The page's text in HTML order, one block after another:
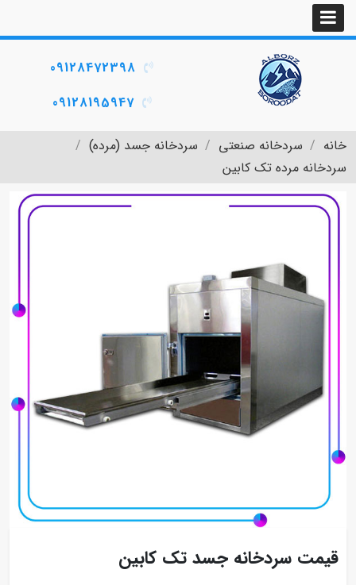
09128472398
09128195947
خانه سردخانه صنعتی
سردخانه جسد (مرده)
سردخانه مرده تک کابین
قیمت سردخانه جسد تک کابین